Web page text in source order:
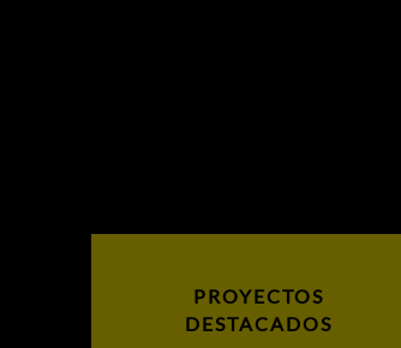
PROYECTOS
DESTACADOS